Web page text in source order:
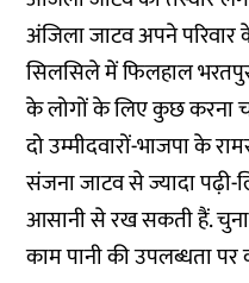
अंजिला जाटव अपने
सिलसिले में फिलहाल
के लोगों के लिए कुछ करना
दो उम्मीदवारों-भाजपा के
संजना जाटव से ज्यादा
आसानी से रख सकती हैं.
काम पानी की उपलब्धता पर